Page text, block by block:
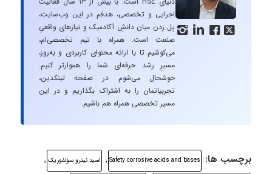
   
اجرایی و تخصصی، هدفم در این وب‌سایت،
پل زدن میان دانشِ آکادمیک و نیازهای واقعیِ
صنعت است. همراه با تیم تخصصی‌ام،
می‌کوشیم تا با ارائه محتوای کاربردی و به‌روز،
مسیرِ رشد حرفه‌ای شما را هموارتر کنیم.
خوشحال می‌شوم در صفحه لینکدین،
تجربیاتمان را به اشتراک بگذاریم و در این
مسیر تخصصی همراه هم باشیم.
برچسب ها: Safety corrosive acids and bases
, اسید نیترو سولفوریک ,